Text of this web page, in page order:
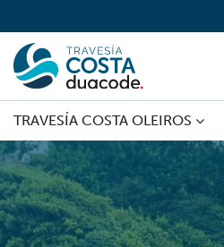
TRAVESÍA COSTA OLEIROS